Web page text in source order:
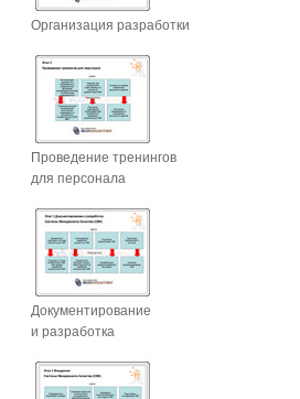
Организация разработки
Проведение тренингов
для персонала
Документирование
и разработка